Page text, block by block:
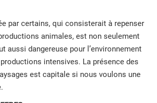
par certains, qui consisterait à repenser
animales, est non seulement
aussi dangereuse pour l’environnement
intensives. La présence des
est capitale si nous voulons une